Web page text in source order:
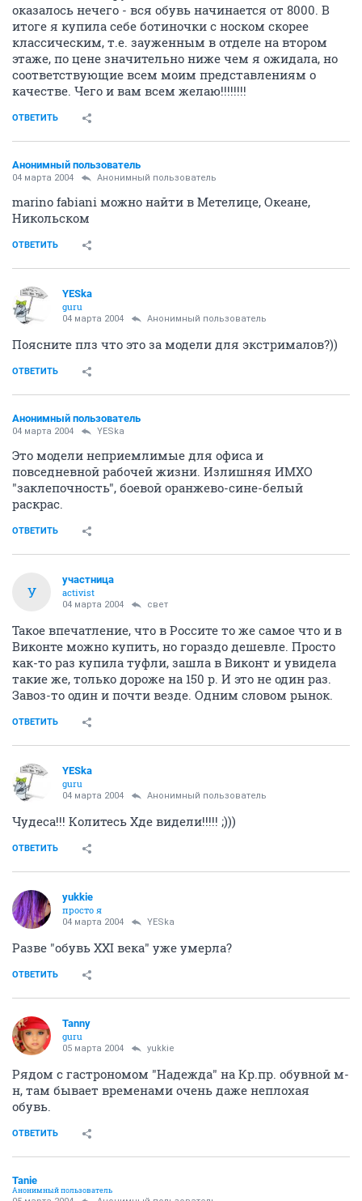
оказалось нечего - вся обувь начинается от 8000. В
итоге я купила себе ботиночки с носком скорее
классическим, т.е. зауженным в отделе на втором
этаже, по цене значительно ниже чем я ожидала, но
соответствующие всем моим представлениям о
качестве. Чего и вам всем желаю!!!!!!!!
ОТВЕТИТЬ
Анонимный пользователь
04 марта 2004 Анонимный пользователь
marino fabiani можно найти в Метелице, Океане,
Никольском
ОТВЕТИТЬ
YESka
guru
04 марта 2004 Анонимный пользователь
Поясните плз что это за модели для экстрималов?))
ОТВЕТИТЬ
Анонимный пользователь
04 марта 2004 YESka
Это модели неприемлимые для офиса и
повседневной рабочей жизни. Излишняя ИМХО
"заклепочность", боевой оранжево-сине-белый
раскрас.
ОТВЕТИТЬ
У
участница
activist
04 марта 2004 свет
Такое впечатление, что в Россите то же самое что и в
Виконте можно купить, но гораздо дешевле. Просто
как-то раз купила туфли, зашла в Виконт и увидела
такие же, только дороже на 150 р. И это не один раз.
Завоз-то один и почти везде. Одним словом рынок.
ОТВЕТИТЬ
YESka
guru
04 марта 2004 Анонимный пользователь
Чудеса!!! Колитесь Хде видели!!!!! ;)))
ОТВЕТИТЬ
yukkie
просто я
04 марта 2004 YESka
Разве "обувь ХХI века" уже умерла?
ОТВЕТИТЬ
Tanny
guru
05 марта 2004 yukkie
Рядом с гастрономом "Надежда" на Кр.пр. обувной м-
н, там бывает временами очень даже неплохая
обувь.
ОТВЕТИТЬ
Tanie
Анонимный пользователь